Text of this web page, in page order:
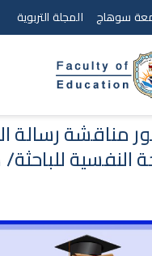
سوهاج المجلة التربوية
مناقشة رسالة
للباحثة/